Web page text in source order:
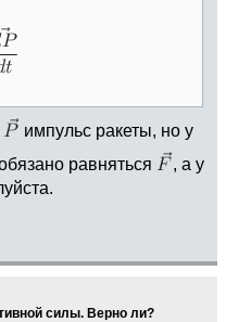
импульс ракеты, но у
равняться
, а у
силы. Верно ли?